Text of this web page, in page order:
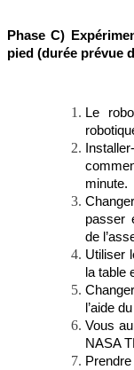
Phase C)
pied (durée prévue
Le
minute.
passer
de
Utiliser
la table
l’aide
Vous
NASA